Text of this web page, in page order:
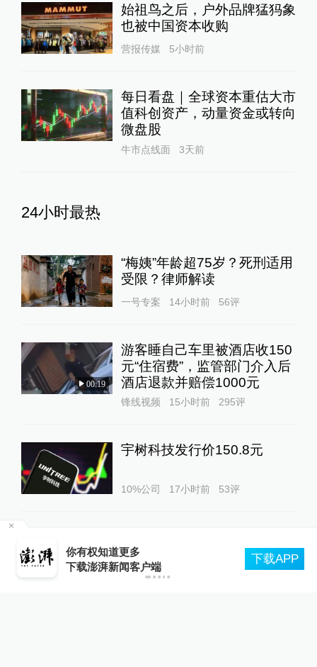
始祖鸟之后，户外品牌猛犸象
也被中国资本收购
营报传媒 5小时前
每日看盘｜全球资本重估大市
值科创资产，动量资金或转向
微盘股
牛市点线面 3天前
24小时最热
“梅姨”年龄超75岁？死刑适用
受限？律师解读
一号专案 14小时前 56评
00:19
游客睡自己车里被酒店收150
元“住宿费”，监管部门介入后
酒店退款并赔偿1000元
锋线视频 15小时前 295评
宇树科技发行价150.8元
10%公司 17小时前 53评
国防聚焦 23小时前
你有权知道更多
下载澎湃新闻客户端
下载APP